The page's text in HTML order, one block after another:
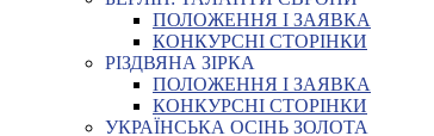
ПОЛОЖЕННЯ І ЗАЯВКА
КОНКУРСНІ СТОРІНКИ
РІЗДВЯНА ЗІРКА
ПОЛОЖЕННЯ І ЗАЯВКА
КОНКУРСНІ СТОРІНКИ
УКРАЇНСЬКА ОСІНЬ ЗОЛОТА